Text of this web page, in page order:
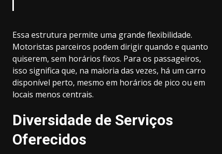
Essa estrutura permite uma grande flexibilidade.
Motoristas parceiros podem dirigir quando e quanto
quiserem, sem horários fixos. Para os passageiros,
isso significa que, na maioria das vezes, há um carro
disponível perto, mesmo em horários de pico ou em
locais menos centrais.
Diversidade de Serviços
Oferecidos